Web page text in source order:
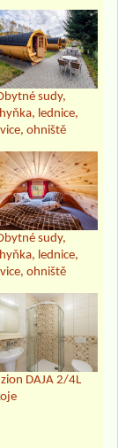
sudy,
lednice,
ohniště
sudy,
lednice,
ohniště
DAJA 2/4L